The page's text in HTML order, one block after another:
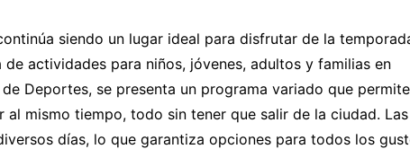
siendo un lugar ideal para disfrutar de la
actividades para niños, jóvenes, adultos y familias en
Deportes, se presenta un programa variado que permite
mismo tiempo, todo sin tener que salir de la ciudad. Las
días, lo que garantiza opciones para todos los